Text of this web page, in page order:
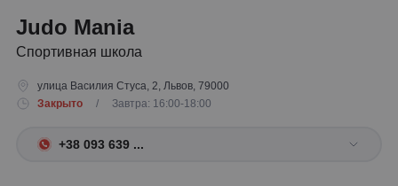
Judo Mania
Спортивная школа
улица Василия Стуса, 2, Львов, 79000
Закрыто
/ Завтра: 16:00-18:00
+38 093 639 ...